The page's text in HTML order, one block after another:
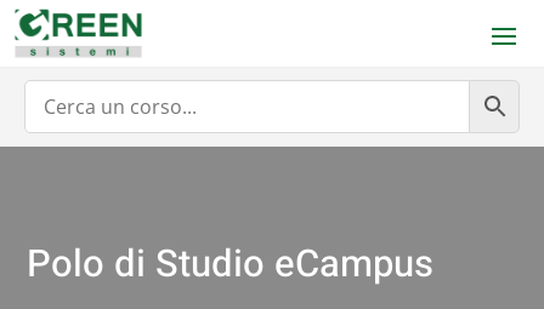
Polo di Studio eCampus